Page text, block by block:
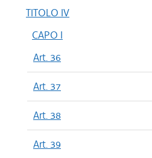
TITOLO IV
CAPO I
Art. 36
Art. 37
Art. 38
Art. 39